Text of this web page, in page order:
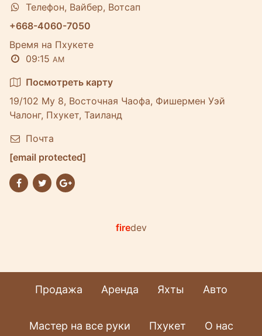
Телефон, Вайбер, Вотсап
+668-4060-7050
Время на Пхукете
09:15 AM
Посмотреть карту
19/102 Му 8, Восточная Чаофа, Фишермен Уэй
Чалонг, Пхукет, Таиланд
Почта
[email protected]
firedev
Продажа Аренда Яхты Авто
Мастер на все руки Пхукет О нас